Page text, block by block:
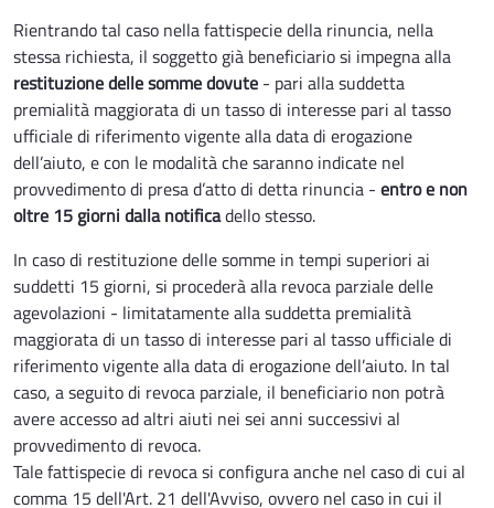
Rientrando tal caso nella fattispecie della rinuncia, nella
stessa richiesta, il soggetto già beneficiario si impegna alla
restituzione delle somme dovute - pari alla suddetta
premialità maggiorata di un tasso di interesse pari al tasso
ufficiale di riferimento vigente alla data di erogazione
dell’aiuto, e con le modalità che saranno indicate nel
provvedimento di presa d’atto di detta rinuncia - entro e non
oltre 15 giorni dalla notificadello stesso.
In caso di restituzione delle somme in tempi superiori ai
suddetti 15 giorni, si procederà alla revoca parziale delle
agevolazioni - limitatamente alla suddetta premialità
maggiorata di un tasso di interesse pari al tasso ufficiale di
riferimento vigente alla data di erogazione dell’aiuto. In tal
caso, a seguito di revoca parziale, il beneficiario non potrà
avere accesso ad altri aiuti nei sei anni successivi al
provvedimento di revoca.
Tale fattispecie di revoca si configura anche nel caso di cui al
comma 15 dell'Art. 21 dell'Avviso, ovvero nel caso in cui il